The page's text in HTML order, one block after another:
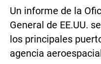
Un informe de la
General de EE.UU.
los principales
agencia